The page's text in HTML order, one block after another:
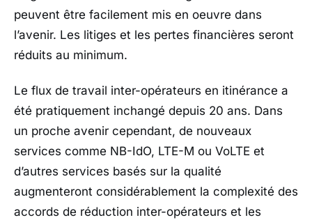
peuvent être facilement mis en oeuvre dans
l’avenir. Les litiges et les pertes financières seront
réduits au minimum.
Le flux de travail inter-opérateurs en itinérance a
été pratiquement inchangé depuis 20 ans. Dans
un proche avenir cependant, de nouveaux
services comme NB-IdO, LTE-M ou VoLTE et
d’autres services basés sur la qualité
augmenteront considérablement la complexité des
accords de réduction inter-opérateurs et les